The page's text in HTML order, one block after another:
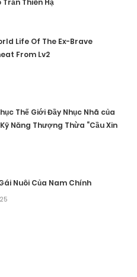
Thiên Hạ
Life Of The Ex-Brave
From Lv2
Thế Giới Đầy Nhục Nhã của
Năng Thượng Thừa “Cầu Xin
Nuôi Của Nam Chính